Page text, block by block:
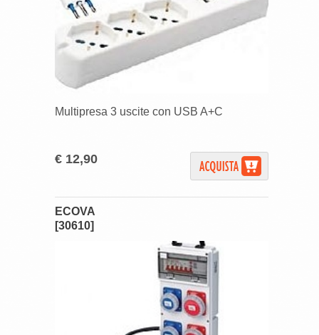
Multipresa 3 uscite con USB A+C
€ 12,90
ECOVA
[30610]